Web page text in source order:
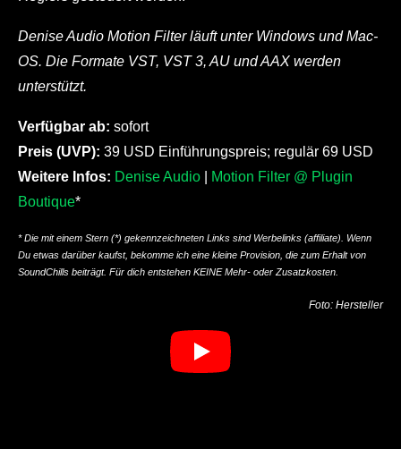
Denise Audio Motion Filter läuft unter Windows und Mac-
OS. Die Formate VST, VST 3, AU und AAX werden
unterstützt.
Verfügbar ab: sofort
Preis (UVP): 39 USD Einführungspreis; regulär 69 USD
Weitere Infos: Denise Audio
Motion Filter @ Plugin
Boutique*
* Die mit einem Stern (*) gekennzeichneten Links sind Werbelinks (affiliate). Wenn
Du etwas darüber kaufst, bekomme ich eine kleine Provision, die zum Erhalt von
SoundChills beiträgt. Für dich entstehen KEINE Mehr- oder Zusatzkosten.
Foto: Hersteller